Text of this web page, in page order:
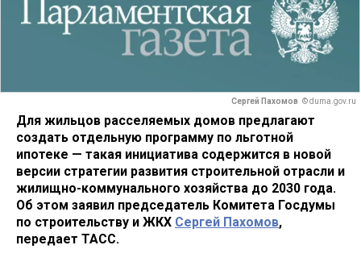
Сергей Пахомов © duma.gov.ru
Для жильцов расселяемых домов предлагают
создать отдельную программу по льготной
ипотеке — такая инициатива содержится в новой
версии стратегии развития строительной отрасли и
жилищно-коммунального хозяйства до 2030 года.
Об этом заявил председатель Комитета Госдумы
по строительству и ЖКХ Сергей Пахомов,
передает ТАСС.